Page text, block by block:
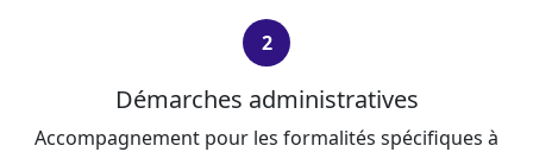
2
Démarches administratives
Accompagnement pour les formalités spécifiques à